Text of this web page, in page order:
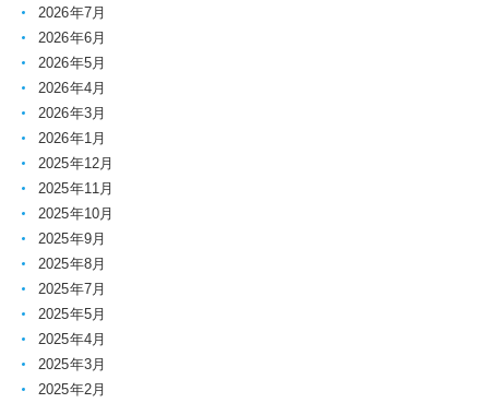
2026年7月
2026年6月
2026年5月
2026年4月
2026年3月
2026年1月
2025年12月
2025年11月
2025年10月
2025年9月
2025年8月
2025年7月
2025年5月
2025年4月
2025年3月
2025年2月